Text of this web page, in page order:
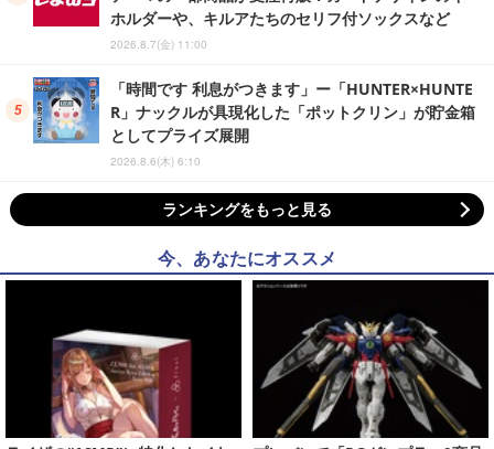
ホルダーや、キルアたちのセリフ付ソックスなど
2026.8.7(金) 11:00
「時間です 利息がつきます」ー「HUNTER×HUNTE
R」ナックルが具現化した「ポットクリン」が貯金箱
としてプライズ展開
2026.8.6(木) 6:10
ランキングをもっと見る
今、あなたにオススメ